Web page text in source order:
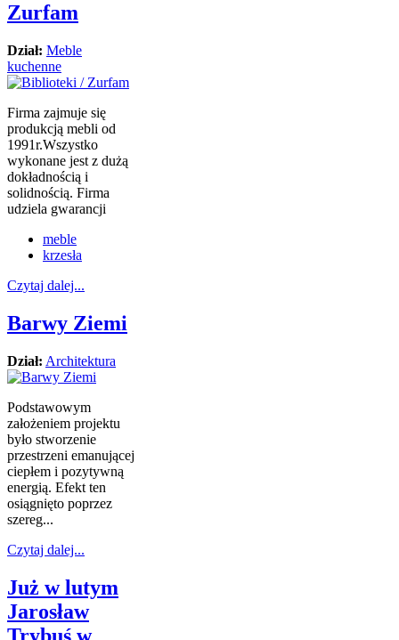
Zurfam
Dział: Meble
kuchenne
Firma zajmuje się
produkcją mebli od
1991r.Wszystko
wykonane jest z dużą
dokładnością i
solidnością. Firma
udziela gwarancji
meble
krzesła
Czytaj dalej...
Barwy Ziemi
Dział: Architektura
Podstawowym
założeniem projektu
było stworzenie
przestrzeni emanującej
ciepłem i pozytywną
energią. Efekt ten
osiągnięto poprzez
szereg...
Czytaj dalej...
Już w lutym
Jarosław